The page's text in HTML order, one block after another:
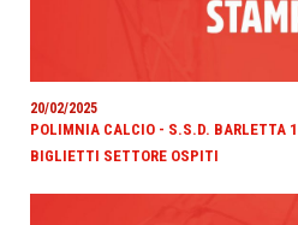
20/02/2025
POLIMNIA CALCIO - S.S.D. BARLETTA
BIGLIETTI SETTORE OSPITI